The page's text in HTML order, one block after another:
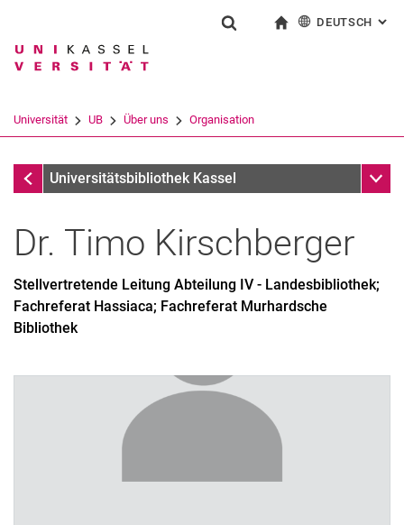
Springe direkt zu: Inhalt
Springe direkt zu: Suche
Springe direkt zu:
Suchbegriff
Suchen (öffnet externen Link in einem
DEUTSCH :
Universität UB Über uns Organisation
Mitarbeiterseiten
Universitätsbibliothek Kassel
Dr. Timo Kirschberger
Stellvertretende Leitung Abteilung IV - Landesbibliothek;
Fachreferat Hassiaca; Fachreferat Murhardsche
Bibliothek